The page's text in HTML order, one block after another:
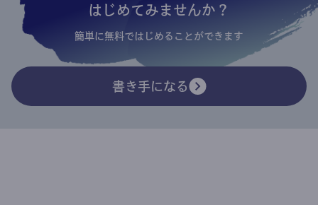
はじめてみませんか？
簡単に無料ではじめることができます
書き手になる